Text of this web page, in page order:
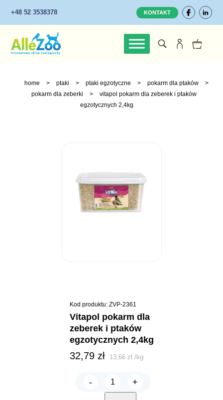
+48 52 3538378 KONTAKT
home > ptaki > ptaki egzotyczne > pokarm dla ptaków
>
pokarm dla zeberki
>
vitapol pokarm dla zeberek i ptaków
egzotycznych 2,4kg
Kod produktu: ZVP-2361
vitapol pokarm dla
zeberek i ptaków
egzotycznych 2,4kg
32,79 zł 13,66zł /kg
-
Vitapol
POKARM
+